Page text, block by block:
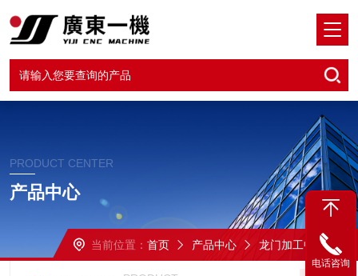
PRODUCT CENTER
产品中心
当前位置： 首页 产品中心 龙门加工中心
电话咨询